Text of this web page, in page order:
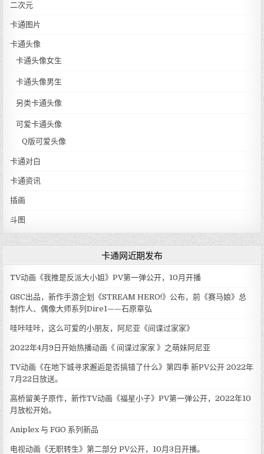
二次元
卡通图片
卡通头像
卡通头像女生
卡通头像男生
另类卡通头像
可爱卡通头像
Q版可爱头像
卡通对白
卡通资讯
插画
斗图
卡通网近期发布
TV动画《我推是反派大小姐》PV第一弹公开，10月开播
GSC出品，新作手游企划《STREAM HERO!》公布，前《赛马娘》总
制作人、偶像大师系列Dire1——石原章弘
哇咔哇咔，这么可爱的小朋友，阿尼亚《间谍过家家》
2022年4月9日开始热播动画《 间谍过家家 》之萌妹阿尼亚
TV动画《在地下城寻求邂逅是否搞错了什么》第四季 新PV公开 2022年
7月22日放送。
高桥留美子原作，新作TV动画《福星小子》PV第一弹公开，2022年10
月放松开始。
Aniplex 与 FGO 系列新品
电视动画《无职转生》第二部分 PV公开，10月3日开播。